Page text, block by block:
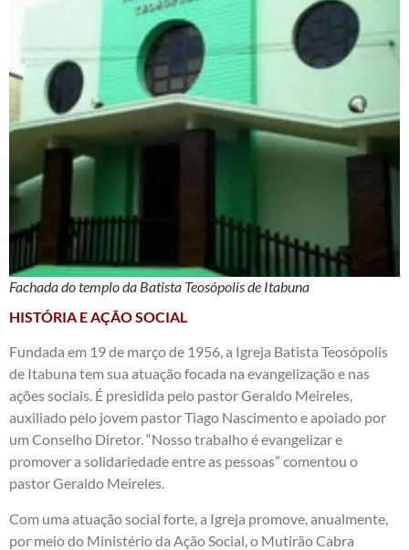
Fachada do templo da Batista Teosópolis de Itabuna
HISTÓRIA E AÇÃO SOCIAL
Fundada em 19 de março de 1956, a Igreja Batista Teosópolis
de Itabuna tem sua atuação focada na evangelização e nas
ações sociais. É presidida pelo pastor Geraldo Meireles,
auxiliado pelo jovem pastor Tiago Nascimento e apoiado por
um Conselho Diretor. “Nosso trabalho é evangelizar e
promover a solidariedade entre as pessoas” comentou o
pastor Geraldo Meireles.
Com uma atuação social forte, a Igreja promove, anualmente,
por meio do Ministério da Ação Social, o Mutirão Cabra